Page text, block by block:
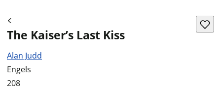
The Kaiser’s Last Kiss
Alan Judd
Engels
208